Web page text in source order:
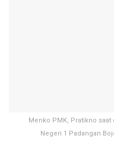
Menko PMK, Pratikno
Negeri 1 Padangan